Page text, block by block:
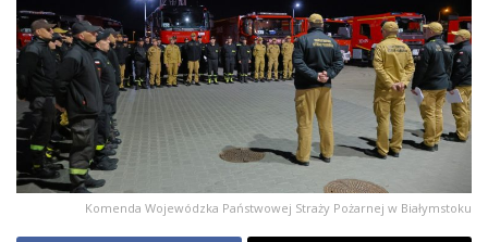
Komenda Wojewódzka Państwowej Straży Pożarnej w Białymstoku